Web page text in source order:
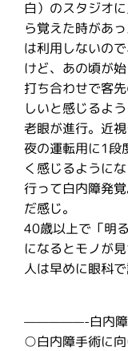
白）のスタジオ
ら覚えた時があ
は利用しないの
けど、あの頃が
打ち合わせで客
しいと感じるよ
老眼が進行。近
夜の運転用に1段
く感じるように
行って白内障発
だ感じ。
40歳以上で「明
になるとモノが
人は早めに眼科
—————-白内
○白内障手術に向